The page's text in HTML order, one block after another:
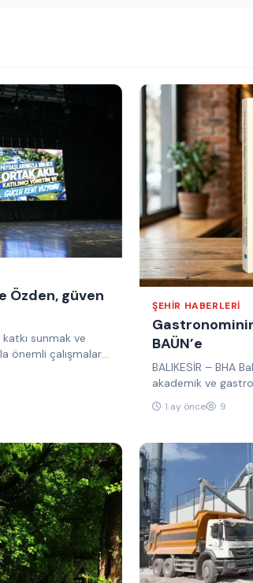
Özden, güven
katkı sunmak ve
önemli çalışmaları
ŞEHIR HABERLERI
BAÜN’e
BALIKESİR – BHA
akademik ve
ekleyerek
1 ay önce 9